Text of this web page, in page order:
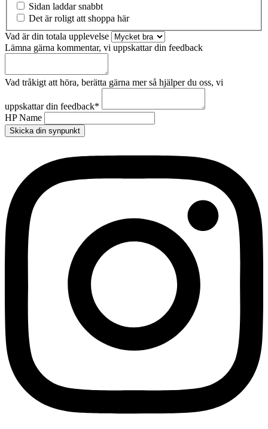
Sidan laddar snabbt
Det är roligt att shoppa här
Vad är din totala upplevelse
Lämna gärna kommentar, vi uppskattar din feedback
Vad tråkigt att höra, berätta gärna mer så hjälper du oss, vi
uppskattar din feedback*
HP Name
Skicka din synpunkt